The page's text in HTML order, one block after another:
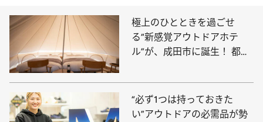
極上のひとときを過ごせ
る“新感覚アウトドアホテ
ル”が、成田市に誕生！ 都心
ポット”に泊まってみた【体
験レポ】
“必ず1つは持っておきた
い”アウトドアの必需品が勢